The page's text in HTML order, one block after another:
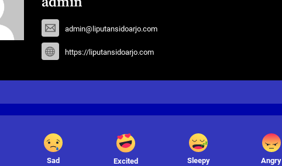
admin@liputansidoarjo.com
https://liputansidoarjo.com
Sad Excited Sleepy Angry